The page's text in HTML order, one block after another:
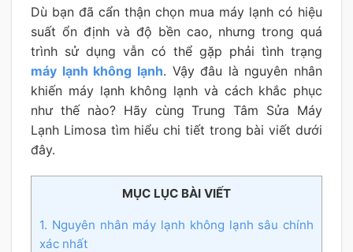
Dù bạn đã cẩn thận chọn mua máy lạnh có hiệu
suất ổn định và độ bền cao, nhưng trong quá
trình sử dụng vẫn có thể gặp phải tình trạng
máy lạnh không lạnh. Vậy đâu là nguyên nhân
khiến máy lạnh không lạnh và cách khắc phục
như thế nào? Hãy cùng Trung Tâm Sửa Máy
Lạnh Limosa tìm hiểu chi tiết trong bài viết dưới
đây.
MỤC LỤC BÀI VIẾT
1. Nguyên nhân máy lạnh không lạnh sâu chính
xác nhất